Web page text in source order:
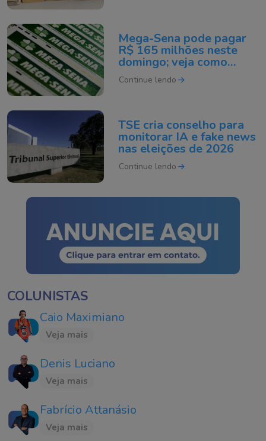
Mega-Sena pode pagar
R$ 165 milhões neste
domingo; veja como
apostar
Continue lendo
TSE cria conselho para
monitorar IA e fake news
nas eleições de 2026
Continue lendo
COLUNISTAS
Caio Maximiano
Veja mais
Denis Luciano
Veja mais
Fabrício Attanásio
Veja mais